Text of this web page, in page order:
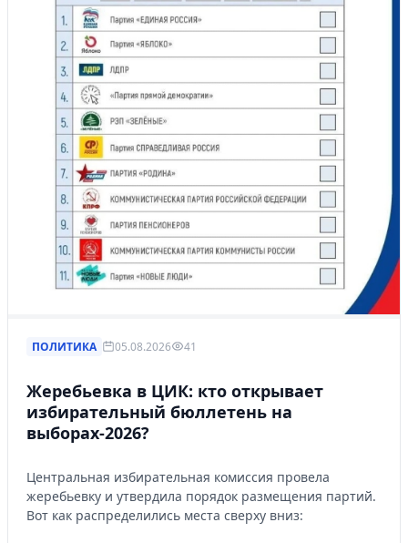
ПОЛИТИКА 05.08.2026 41
Жеребьевка в ЦИК: кто открывает
избирательный бюллетень на
выборах-2026?
Центральная избирательная комиссия провела
жеребьевку и утвердила порядок размещения партий.
Вот как распределились места сверху вниз: